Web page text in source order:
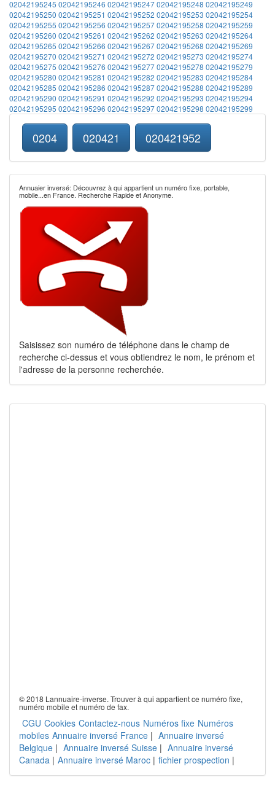
02042195245 02042195246 0204219524702042195248 02042195249
02042195250 02042195251 02042195252 02042195253 02042195254
02042195255 02042195256 0204219525702042195258 02042195259
02042195260 02042195261 02042195262 02042195263 02042195264
02042195265 02042195266 0204219526702042195268 02042195269
02042195270 02042195271 02042195272 02042195273 02042195274
02042195275 02042195276 0204219527702042195278 02042195279
02042195280 02042195281 02042195282 02042195283 02042195284
02042195285 02042195286 0204219528702042195288 02042195289
02042195290 02042195291 02042195292 02042195293 02042195294
02042195295 02042195296 0204219529702042195298 02042195299
0204 020421 020421952
Annuaier inversé: Découvrez à qui appartient un numéro fixe, portable,
mobile...en France. Recherche Rapide et Anonyme.
Saisissez son numéro de téléphone dans le champ de
recherche ci-dessus et vous obtiendrez le nom, le prénom et
l'adresse de la personne recherchée.
© 2018 Lannuaire-inverse. Trouver à qui appartient ce numéro fixe,
numéro mobile et numéro de fax.
CGU Cookies Contactez-nous Numéros fixe Numéros
mobiles Annuaire inversé France | Annuaire inversé
Belgique | Annuaire inversé Suisse | Annuaire inversé
Canada | Annuaire inversé Maroc | fichier prospection |